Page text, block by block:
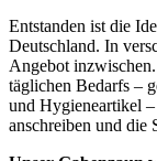
Entstanden ist die
Deutschland. In
Angebot
täglichen Bedarfs –
und Hygieneartikel
anschreiben und die